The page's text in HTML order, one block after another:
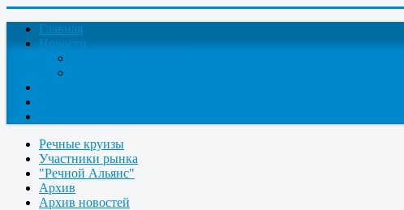
Главная
Новости
Речные круизы
Участники рынка
"Речной Альянс"
Архив
Архив новостей